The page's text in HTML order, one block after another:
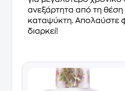
ανεξάρτητα από τη θέση
καταψύκτη. Απολαύστε
διαρκεί!